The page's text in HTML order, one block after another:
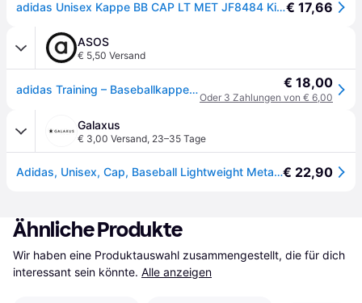
adidas Unisex Kappe BB CAP LT MET JF8484 Kinder - White - Kinder€ 17,66
ASOS
€ 5,50 Versand
adidas Training – Baseballkappe in Weiß mit Metallaufnäher € 18,00
Oder 3 Zahlungen von € 6,00
Galaxus
€ 3,00 Versand, 23–35 Tage
Adidas, Unisex, Cap, Baseball Lightweight Metal, Weiss€ 22,90
Ähnliche Produkte
Wir haben eine Produktauswahl zusammengestellt, die für dich
interessant sein könnte. Alle anzeigen